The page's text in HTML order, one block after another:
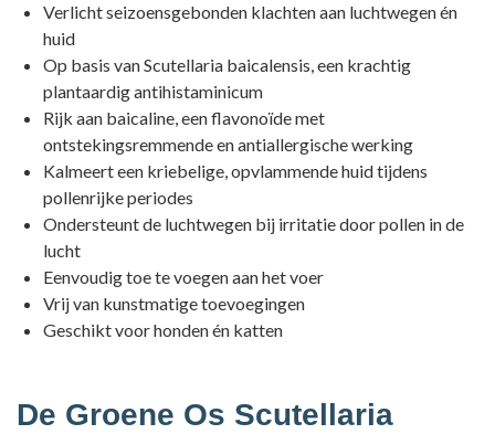
Verlicht seizoensgebonden klachten aan luchtwegen én
huid
Op basis van Scutellaria baicalensis, een krachtig
plantaardig antihistaminicum
Rijk aan baicaline, een flavonoïde met
ontstekingsremmende en antiallergische werking
Kalmeert een kriebelige, opvlammende huid tijdens
pollenrijke periodes
Ondersteunt de luchtwegen bij irritatie door pollen in de
lucht
Eenvoudig toe te voegen aan het voer
Vrij van kunstmatige toevoegingen
Geschikt voor honden én katten
De Groene Os Scutellaria